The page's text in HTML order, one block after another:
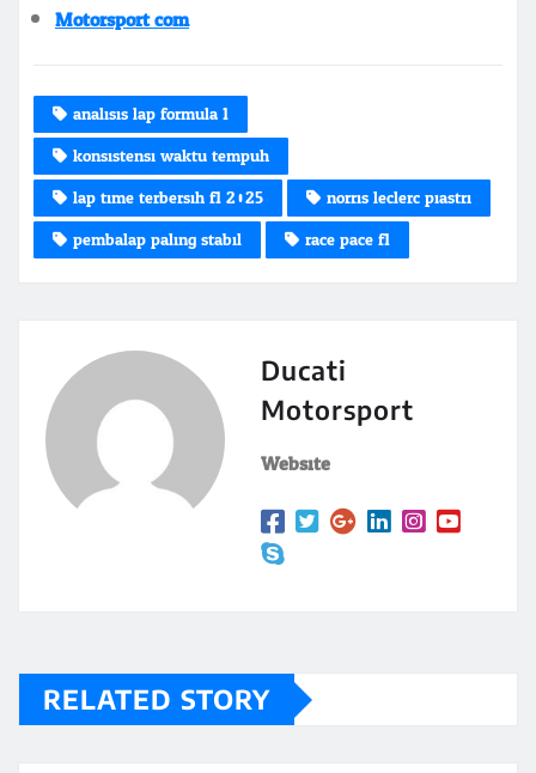
Motorsport.com
analisis lap formula 1
konsistensi waktu tempuh
lap time terbersih f1 2025
norris leclerc piastri
pembalap paling stabil
race pace f1
Ducati
Motorsport
Website:
RELATED STORY